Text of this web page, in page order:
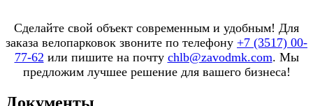
Сделайте свой объект современным и удобным! Для
заказа велопарковок звоните по телефону +7 (3517) 00-
77-62 или пишите на почту chlb@zavodmk.com. Мы
предложим лучшее решение для вашего бизнеса!
Документы